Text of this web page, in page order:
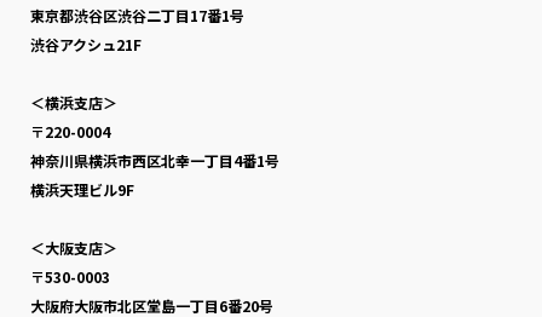
東京都渋谷区渋谷二丁目17番1号
渋谷アクシュ21F
＜横浜支店＞
〒220-0004
神奈川県横浜市西区北幸一丁目4番1号
横浜天理ビル9F
＜大阪支店＞
〒530-0003
大阪府大阪市北区堂島一丁目6番20号